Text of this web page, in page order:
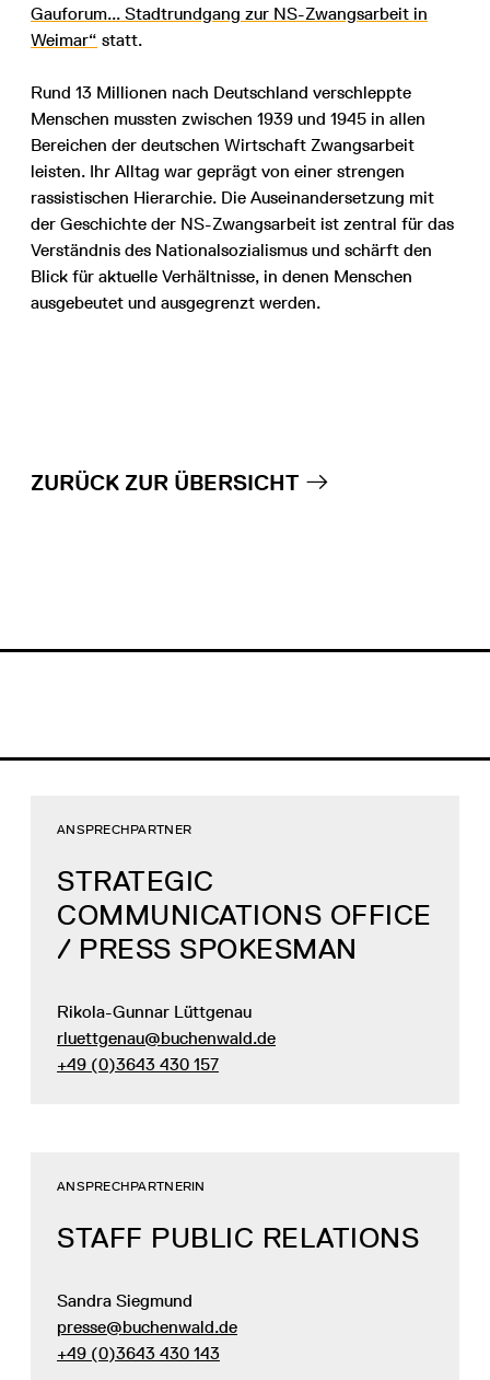
Gauforum... Stadtrundgang zur NS-Zwangsarbeit in
Weimar“ statt.
Rund 13 Millionen nach Deutschland verschleppte
Menschen mussten zwischen 1939 und 1945 in allen
Bereichen der deutschen Wirtschaft Zwangsarbeit
leisten. Ihr Alltag war geprägt von einer strengen
rassistischen Hierarchie. Die Auseinandersetzung mit
der Geschichte der NS-Zwangsarbeit ist zentral für das
Verständnis des Nationalsozialismus und schärft den
Blick für aktuelle Verhältnisse, in denen Menschen
ausgebeutet und ausgegrenzt werden.
ZURÜCK ZUR ÜBERSICHT
STRATEGIC
COMMUNICATIONS OFFICE
/ PRESS SPOKESMAN
ANSPRECHPARTNER
Rikola-Gunnar Lüttgenau
rluettgenau@buchenwald.de
+49 (0)3643 430 157
STAFF PUBLIC RELATIONS
ANSPRECHPARTNERIN
Sandra Siegmund
presse@buchenwald.de
+49 (0)3643 430 143